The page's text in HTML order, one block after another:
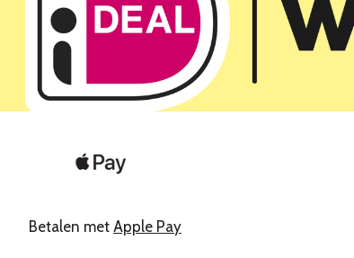
Betalen met Apple Pay